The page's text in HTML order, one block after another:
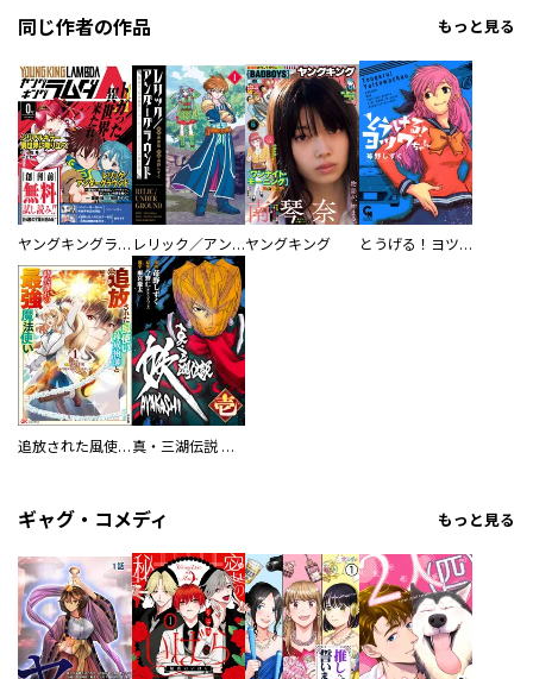
同じ作者の作品 もっと見る
ヤングキングラムダ レリック／アンダーグラウンド 最強の“失せ物探し”パーティー、ダンジョンの罪を裁くヤングキング とうげる！ヨツワちゃん
追放された風使い錬成術師と時代遅れの最強魔法使い コミック版 真・三湖伝説 妖 AYAKASHI
ギャグ・コメディ もっと見る